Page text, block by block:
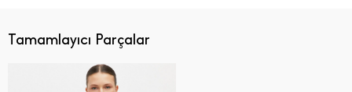
Tamamlayıcı Parçalar